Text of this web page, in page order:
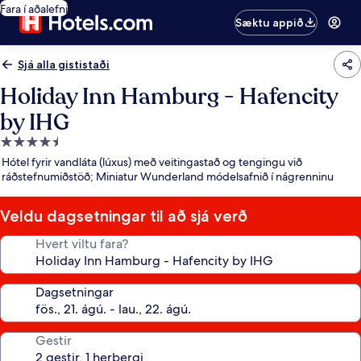
Fara í aðalefni
Sæktu appið
Sjá alla gististaði
Holiday Inn Hamburg - Hafencity
by IHG
4.5
stjörnu
gististaður
Hótel fyrir vandláta (lúxus) með veitingastað og tengingu við
ráðstefnumiðstöð; Miniatur Wunderland módelsafnið í nágrenninu
Veldu dagsetningar til að sjá verð
Hvert viltu fara?
Dagsetningar
Gestir